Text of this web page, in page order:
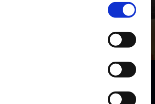
op for erhvervets overlevelse. Men